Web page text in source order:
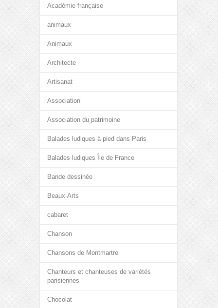
Académie française
animaux
Animaux
Architecte
Artisanat
Association
Association du patrimoine
Balades ludiques à pied dans Paris
Balades ludiques Île de France
Bande dessinée
Beaux-Arts
cabaret
Chanson
Chansons de Montmartre
Chanteurs et chanteuses de variétés
parisiennes
Chocolat